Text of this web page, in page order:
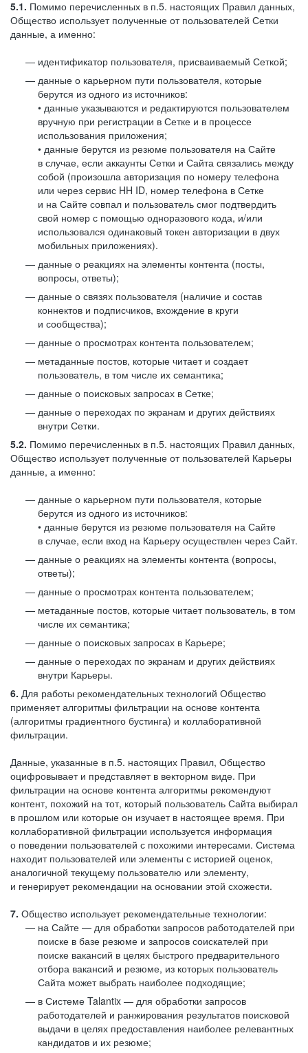
5.1. Помимо перечисленных в п.5. настоящих Правил данных,
Общество использует полученные от пользователей Сетки
данные, а именно:
идентификатор пользователя, присваиваемый Сеткой;
данные о карьерном пути пользователя, которые
берутся из одного из источников:
• данные указываются и редактируются пользователем
вручную при регистрации в Сетке и в процессе
использования приложения;
• данные берутся из резюме пользователя на Сайте
в случае, если аккаунты Сетки и Сайта связались между
собой (произошла авторизация по номеру телефона
или через сервис HH ID, номер телефона в Сетке
и на Сайте совпал и пользователь смог подтвердить
свой номер с помощью одноразового кода, и/или
использовался одинаковый токен авторизации в двух
мобильных приложениях).
данные о реакциях на элементы контента (посты,
вопросы, ответы);
данные о связях пользователя (наличие и состав
коннектов и подписчиков, вхождение в круги
и сообщества);
данные о просмотрах контента пользователем;
метаданные постов, которые читает и создает
пользователь, в том числе их семантика;
данные о поисковых запросах в Сетке;
данные о переходах по экранам и других действиях
внутри Сетки.
5.2. Помимо перечисленных в п.5. настоящих Правил данных,
Общество использует полученные от пользователей Карьеры
данные, а именно:
данные о карьерном пути пользователя, которые
берутся из одного из источников:
• данные берутся из резюме пользователя на Сайте
в случае, если вход на Карьеру осуществлен через Сайт.
данные о реакциях на элементы контента (вопросы,
ответы);
данные о просмотрах контента пользователем;
метаданные постов, которые читает пользователь, в том
числе их семантика;
данные о поисковых запросах в Карьере;
данные о переходах по экранам и других действиях
внутри Карьеры.
6. Для работы рекомендательных технологий Общество
применяет алгоритмы фильтрации на основе контента
(алгоритмы градиентного бустинга) и коллаборативной
фильтрации.
Данные, указанные в п.5. настоящих Правил, Общество
оцифровывает и представляет в векторном виде. При
фильтрации на основе контента алгоритмы рекомендуют
контент, похожий на тот, который пользователь Сайта выбирал
в прошлом или которые он изучает в настоящее время. При
коллаборативной фильтрации используется информация
о поведении пользователей с похожими интересами. Система
находит пользователей или элементы с историей оценок,
аналогичной текущему пользователю или элементу,
и генерирует рекомендации на основании этой схожести.
7. Общество использует рекомендательные технологии:
на Сайте — для обработки запросов работодателей при
поиске в базе резюме и запросов соискателей при
поиске вакансий в целях быстрого предварительного
отбора вакансий и резюме, из которых пользователь
Сайта может выбрать наиболее подходящие;
в Системе Talantix — для обработки запросов
работодателей и ранжирования результатов поисковой
выдачи в целях предоставления наиболее релевантных
кандидатов и их резюме;